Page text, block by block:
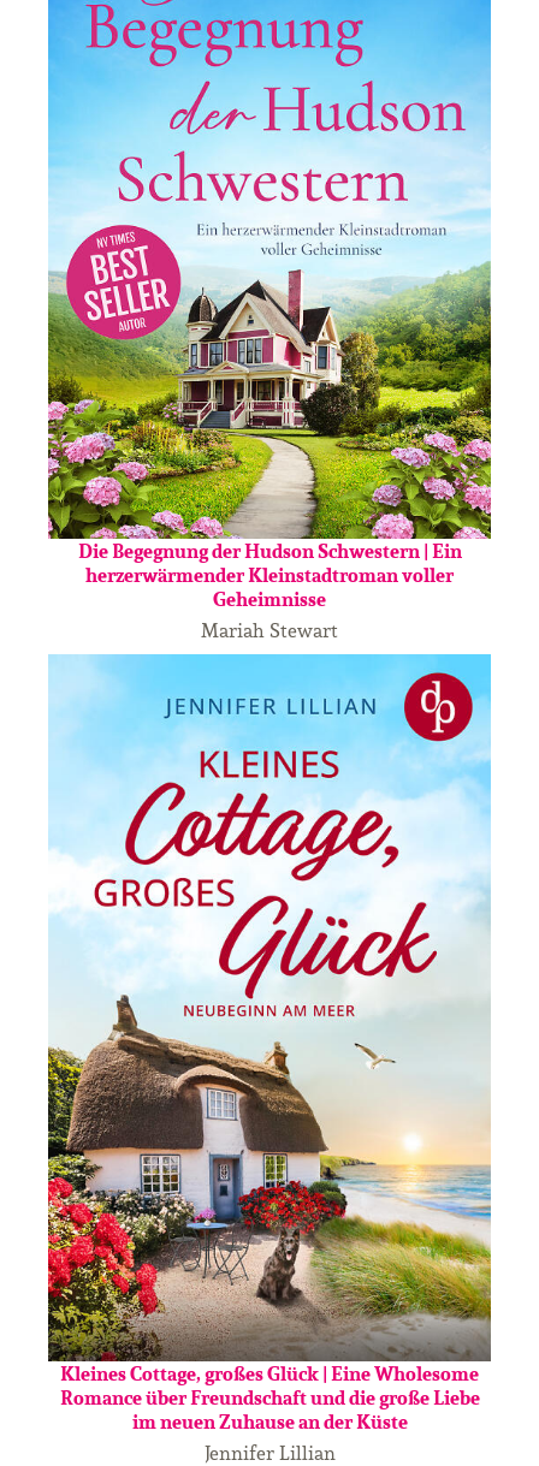
Die Begegnung der Hudson Schwestern | Ein
herzerwärmender Kleinstadtroman voller
Geheimnisse
Mariah Stewart
Kleines Cottage, großes Glück | Eine Wholesome
Romance über Freundschaft und die große Liebe
im neuen Zuhause an der Küste
Jennifer Lillian